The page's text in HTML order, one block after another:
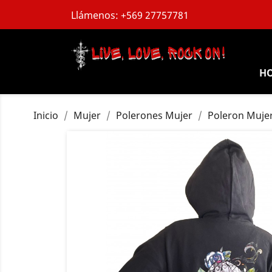
Llámenos: +569 27757781
Inicio Mujer Polerones Mujer Poleron